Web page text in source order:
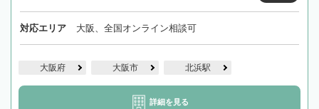
対応エリア 大阪、全国オンライン相談可
大阪府 大阪市 北浜駅
詳細を見る